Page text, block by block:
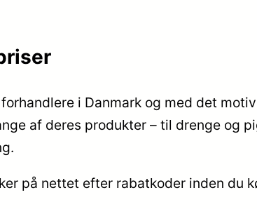
i Danmark og med det
af deres produkter – til drenge og
på nettet efter rabatkoder inden du